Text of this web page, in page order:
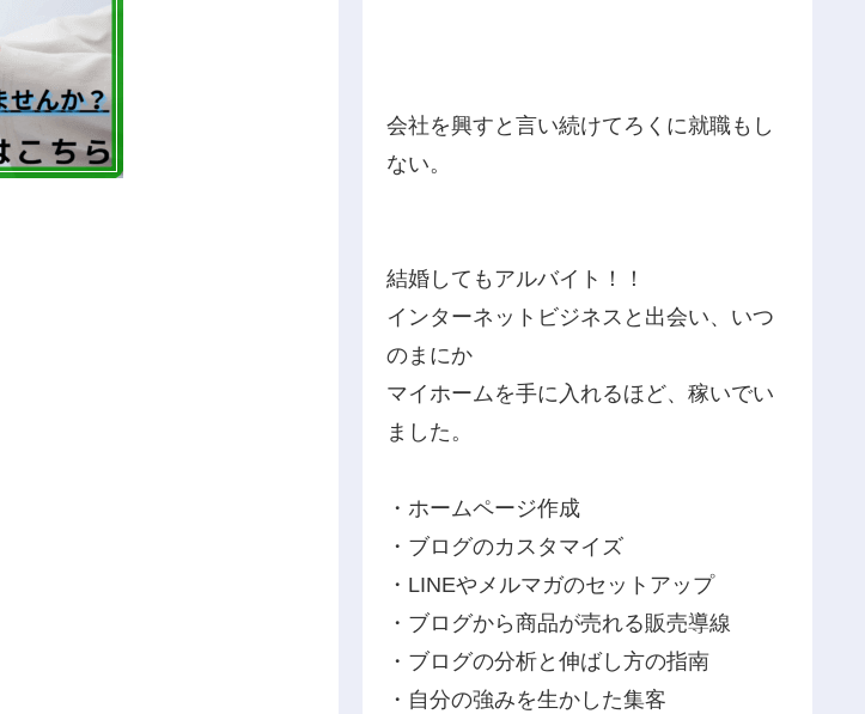
会社を興すと言い続けてろくに就職もし
ない。
結婚してもアルバイト！！
インターネットビジネスと出会い、いつ
のまにか
マイホームを手に入れるほど、稼いでい
ました。
・ホームページ作成
・ブログのカスタマイズ
・LINEやメルマガのセットアップ
・ブログから商品が売れる販売導線
・ブログの分析と伸ばし方の指南
・自分の強みを生かした集客